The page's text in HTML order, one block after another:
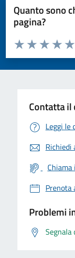
Quanto sono
pagina?
Valuta da 1 a 5 stelle
Valuta
Valuta 3
Valuta 2 stelle
Valuta 1 stelle su 5
Contatta il
Leggi le
Richiedi
Prenota
Problemi
Segnala